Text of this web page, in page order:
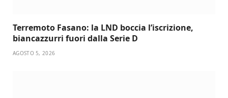
Terremoto Fasano: la LND boccia l’iscrizione,
biancazzurri fuori dalla Serie D
AGOSTO 5, 2026